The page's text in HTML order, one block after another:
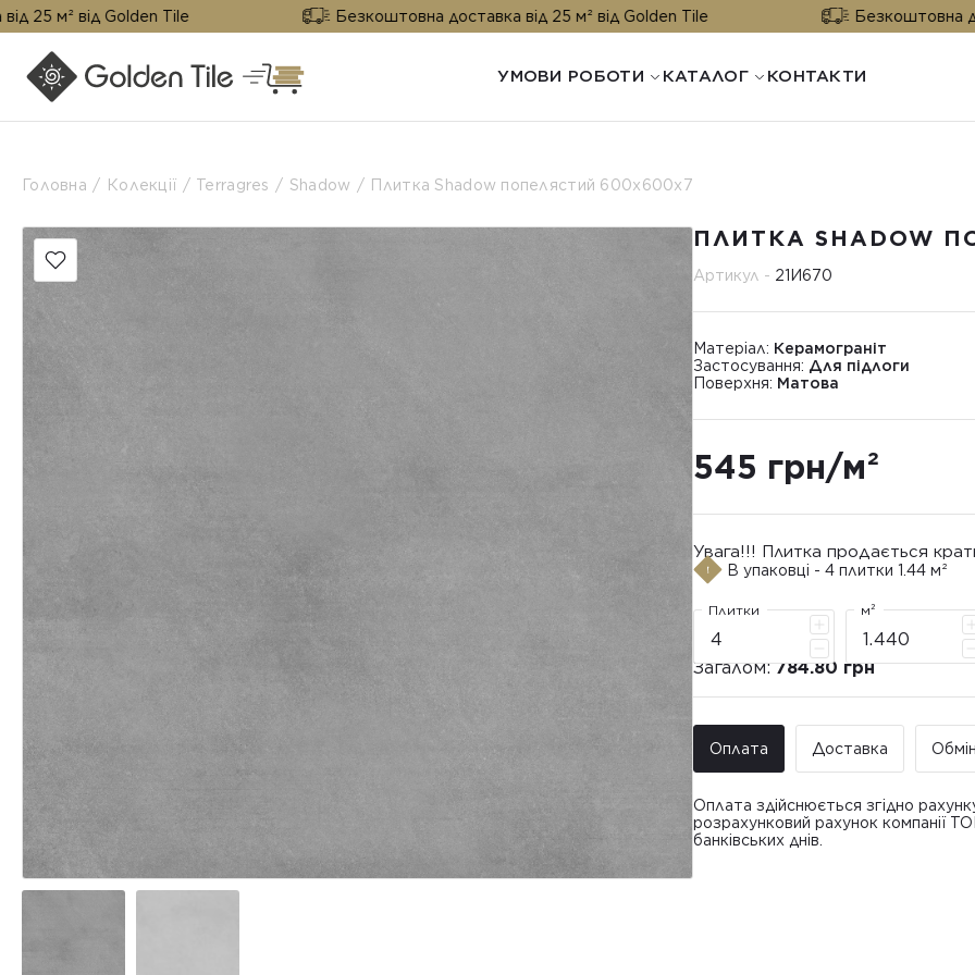
Golden Tile Безкоштовна доставка від 25 м² від Golden Tile Безкоштовна доставка
УМОВИ РОБОТИ КАТАЛОГ КОНТАКТИ
Головна Колекції Terragres Shadow Плитка Shadow попелястий 600х600х7
ПЛИТКА SHADOW
Артикул - 21И670
Матеріал: Керамограніт
Застосування: Для підлоги
Поверхня: Матова
545 грн/м²
Увага!!! Плитка продається
В упаковці - 4 плитки 1.44 м²
Плитки м²
Загалом:784.80 грн
Оплата Доставка Обмін
Оплата здійснюється згідно
розрахунковий рахунок компанії
банківських днів.